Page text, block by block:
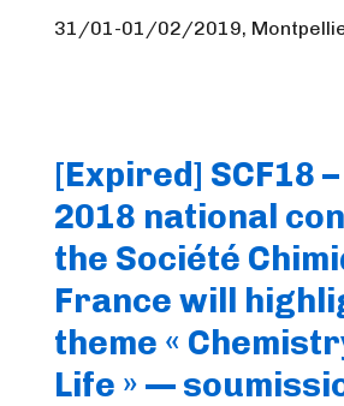
31/01-01/02/2019,
[Expired] SCF18
2018 national
the Société
France will
theme «
Life » —